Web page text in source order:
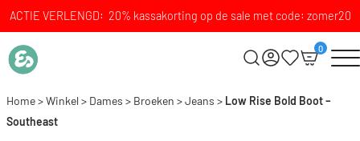
ACTIE VERLENGD: 20% kassakorting op de sale met code: zomer20
0
Home>Winkel> Dames > Broeken >Jeans > Low Rise Bold Boot –
Southeast